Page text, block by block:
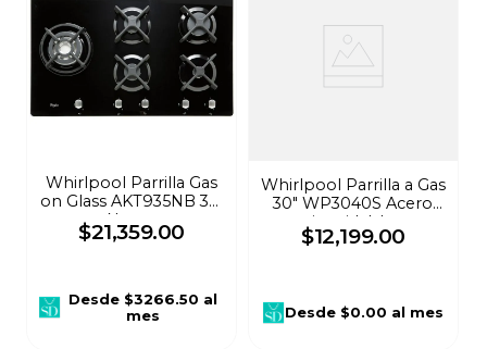
Whirlpool Parrilla Gas
on Glass AKT935NB 34"
Negro
$21,359.00
Desde $3266.50 al
mes
Whirlpool Parrilla a Gas
30" WP3040S Acero
inoxidable
$12,199.00
Desde $0.00 al mes